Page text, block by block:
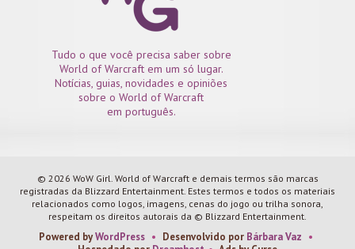
Tudo o que você precisa saber sobre
World of Warcraft em um só lugar.
Notícias, guias, novidades e opiniões
sobre o World of Warcraft
em português.
© 2026 WoW Girl. World of Warcraft e demais termos são marcas
registradas da Blizzard Entertainment. Estes termos e todos os materiais
relacionados como logos, imagens, cenas do jogo ou trilha sonora,
respeitam os direitos autorais da © Blizzard Entertainment.
Powered byWordPress • Desenvolvido por Bárbara Vaz •